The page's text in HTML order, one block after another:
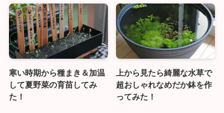
寒い時期から種まき＆加温
して夏野菜の育苗してみ
た！
上から見たら綺麗な水草で
超おしゃれなめだか鉢を作
ってみた！